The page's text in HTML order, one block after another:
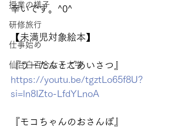
授業の様子
研修旅行
仕事始め
仙台白百合女子大学
幸いです。^0^
【未満児対象絵本】
『うーたんとごあいさつ』
https://youtu.be/tgztLo65f8U?
si=ln8IZto-LfdYLnoA
『モコちゃんのおさんぽ』